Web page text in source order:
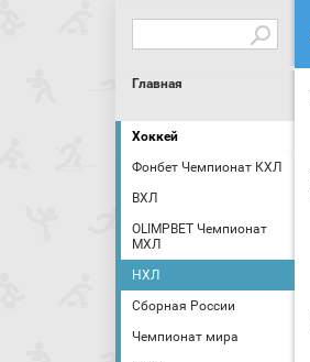
Главная
Хоккей
Фонбет Чемпионат КХЛ
ВХЛ
OLIMPBET Чемпионат
МХЛ
НХЛ
Сборная России
Чемпионат мира